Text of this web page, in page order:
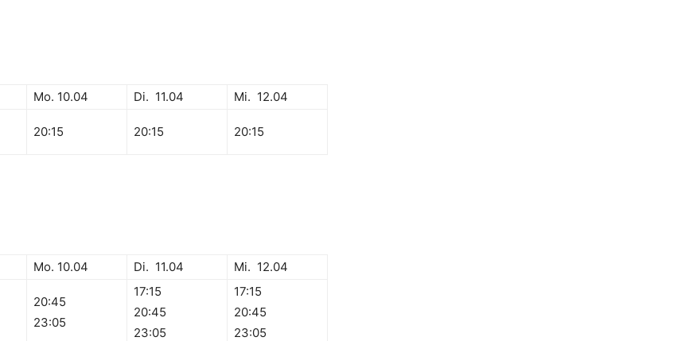
Mo. 10.04 Di. 11.04
Mi. 12.04
20:15 20:15 20:15
Mo. 10.04 Di. 11.04 Mi. 12.04
20:45
23:05
17:15
20:45
23:05
17:15
20:45
23:05